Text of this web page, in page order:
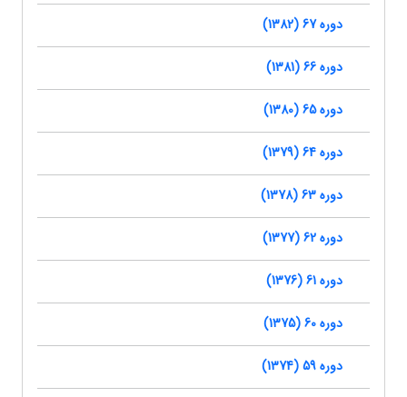
دوره 67 (1382)
دوره 66 (1381)
دوره 65 (1380)
دوره 64 (1379)
دوره 63 (1378)
دوره 62 (1377)
دوره 61 (1376)
دوره 60 (1375)
دوره 59 (1374)